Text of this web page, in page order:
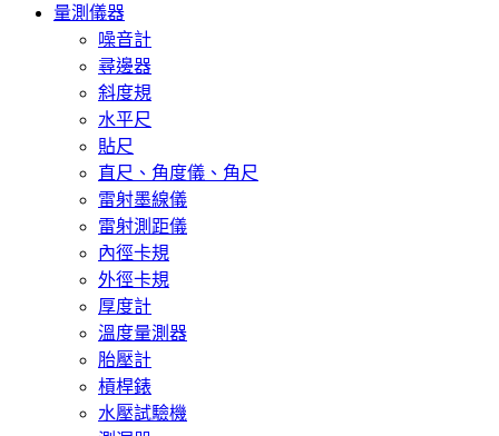
量測儀器
噪音計
尋邊器
斜度規
水平尺
貼尺
直尺、角度儀、角尺
雷射墨線儀
雷射測距儀
內徑卡規
外徑卡規
厚度計
溫度量測器
胎壓計
槓桿錶
水壓試驗機